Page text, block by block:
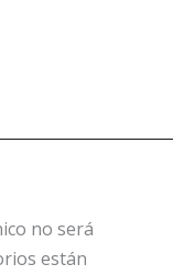
no será
están